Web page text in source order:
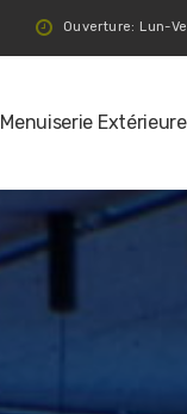
Ouverture: Lun-
Menuiserie Extérieure